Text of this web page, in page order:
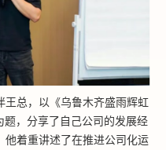
王总，以《乌鲁木齐盛雨辉虹
，分享了自己公司的发展经
他着重讲述了在推进公司化运